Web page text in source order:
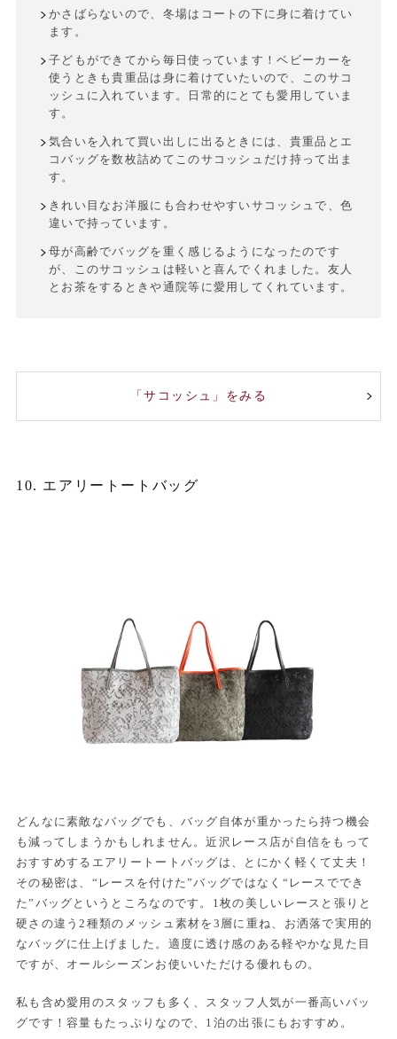
かさばらないので、冬場はコートの下に身に着けてい
ます。
子どもができてから毎日使っています！ベビーカーを
使うときも貴重品は身に着けていたいので、このサコ
ッシュに入れています。日常的にとても愛用していま
す。
気合いを入れて買い出しに出るときには、貴重品とエ
コバッグを数枚詰めてこのサコッシュだけ持って出ま
す。
きれい目なお洋服にも合わせやすいサコッシュで、色
違いで持っています。
母が高齢でバッグを重く感じるようになったのです
が、このサコッシュは軽いと喜んでくれました。友人
とお茶をするときや通院等に愛用してくれています。
「サコッシュ」をみる
10. エアリートートバッグ
どんなに素敵なバッグでも、バッグ自体が重かったら持つ機会
も減ってしまうかもしれません。近沢レース店が自信をもって
おすすめするエアリートートバッグは、とにかく軽くて丈夫！
その秘密は、“レースを付けた”バッグではなく“レースででき
た”バッグというところなのです。1枚の美しいレースと張りと
硬さの違う2種類のメッシュ素材を3層に重ね、お洒落で実用的
なバッグに仕上げました。適度に透け感のある軽やかな見た目
ですが、オールシーズンお使いいただける優れもの。
私も含め愛用のスタッフも多く、スタッフ人気が一番高いバッ
グです！容量もたっぷりなので、1泊の出張にもおすすめ。